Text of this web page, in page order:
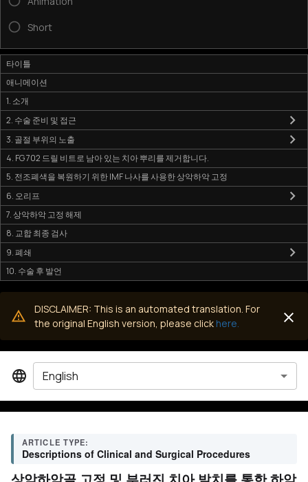
Short
타이틀
애니메이션
1. 소개
2. 수술 준비 및 접근
3. 골절 부위의 노출
4. FG 702 드릴 비트로 남아 있는 치아 뿌리를 제거합니다.
5. 전조폐색을 복원하기 위한 IMF 나사를 사용한 상악하악 고정
6. 오리프
7. 상악하악 고정 해제
8. 교합 최종 검사
9. 폐쇄
10. 수술 후 발언
DISCLAIMER: This is an automated translation. For
the original English version, please click here.
ARTICLE TYPE:
Descriptions of Clinical and Surgical Procedures
English